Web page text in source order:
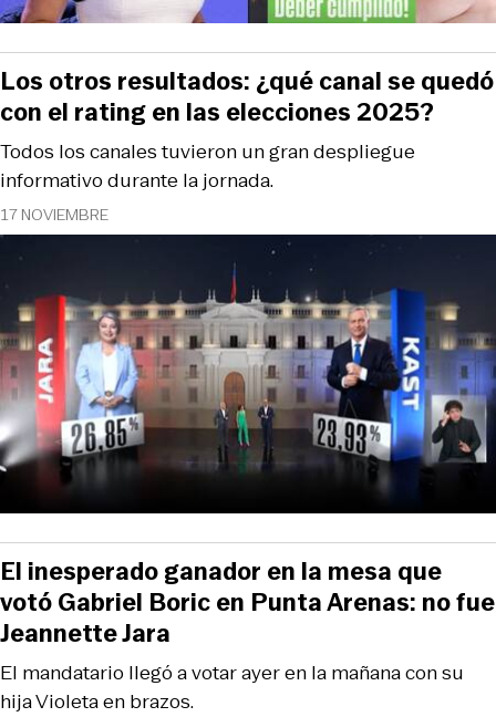
17 NOVIEMBRE
Todos los canales tuvieron un gran despliegue
informativo durante la jornada.
Los otros resultados: ¿qué canal se quedó
con el rating en las elecciones 2025?
El mandatario llegó a votar ayer en la mañana con su
hija Violeta en brazos.
El inesperado ganador en la mesa que
votó Gabriel Boric en Punta Arenas: no fue
Jeannette Jara